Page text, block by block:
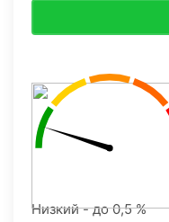
Низкий - до 0,5 %